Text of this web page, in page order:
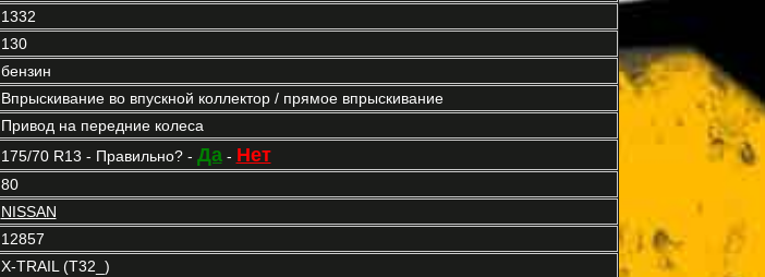
1332
130
бензин
Впрыскивание во впускной коллектор / прямое впрыскивание
Привод на передние колеса
175/70 R13 - Правильно? - Да- Нет
80
NISSAN
12857
X-TRAIL (T32_)